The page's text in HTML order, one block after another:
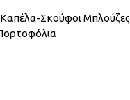
Καπέλα-Σκούφοι Μπλούζες